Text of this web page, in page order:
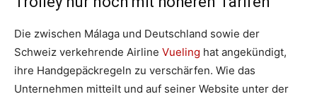
Die zwischen Málaga und Deutschland sowie der
Schweiz verkehrende Airline Vueling hat angekündigt,
ihre Handgepäckregeln zu verschärfen. Wie das
Unternehmen mitteilt und auf seiner Website unter der